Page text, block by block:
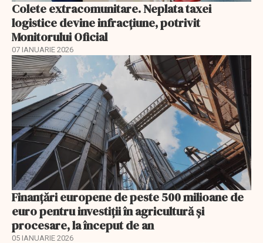
Colete extracomunitare. Neplata taxei
logistice devine infracțiune, potrivit
Monitorului Oficial
07 IANUARIE 2026
Finanţări europene de peste 500 milioane de
euro pentru investiţii în agricultură şi
procesare, la început de an
05 IANUARIE 2026